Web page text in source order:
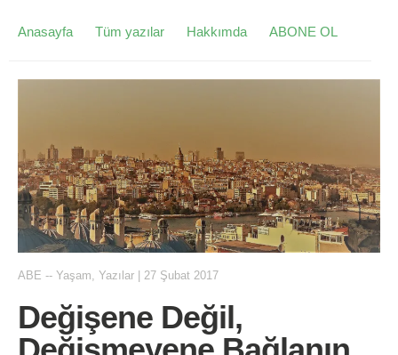
Anasayfa Tüm yazılar Hakkımda ABONE OL
ABE -- Yaşam, Yazılar 27 Şubat 2017
Değişene Değil,